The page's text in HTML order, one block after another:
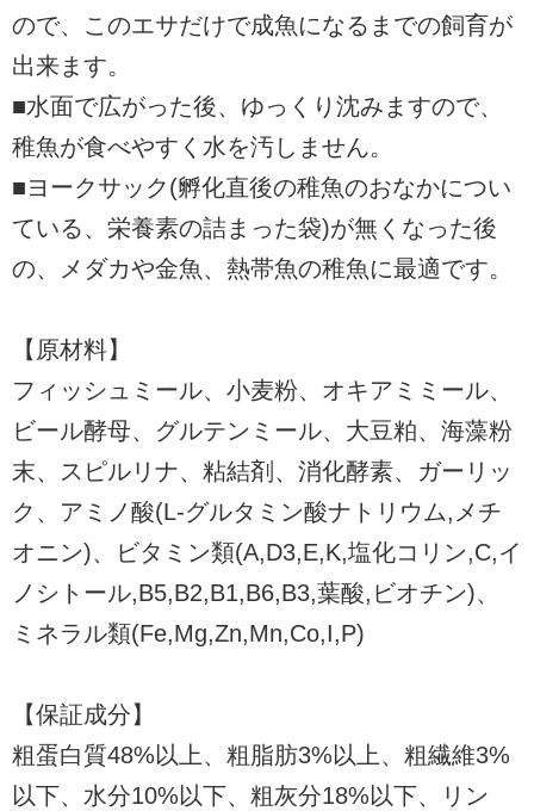
ので、このエサだけで成魚になるまでの飼育が
出来ます。
■水面で広がった後、ゆっくり沈みますので、
稚魚が食べやすく水を汚しません。
■ヨークサック(孵化直後の稚魚のおなかについ
ている、栄養素の詰まった袋)が無くなった後
の、メダカや金魚、熱帯魚の稚魚に最適です。
【原材料】
フィッシュミール、小麦粉、オキアミミール、
ビール酵母、グルテンミール、大豆粕、海藻粉
末、スピルリナ、粘結剤、消化酵素、ガーリッ
ク、アミノ酸(L-グルタミン酸ナトリウム,メチ
オニン)、ビタミン類(A,D3,E,K,塩化コリン,C,イ
ノシトール,B5,B2,B1,B6,B3,葉酸,ビオチン)、
ミネラル類(Fe,Mg,Zn,Mn,Co,I,P)
【保証成分】
粗蛋白質48%以上、粗脂肪3%以上、粗繊維3%
以下、水分10%以下、粗灰分18%以下、リン